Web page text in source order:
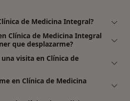
de Medicina Integral?
Clínica de Medicina Integral
que desplazarme?
visita en Clínica de
en Clínica de Medicina